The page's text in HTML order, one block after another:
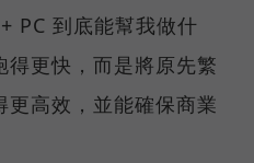
PC 到底能幫我做什
得更快，而是將原先繁
高效，並能確保商業